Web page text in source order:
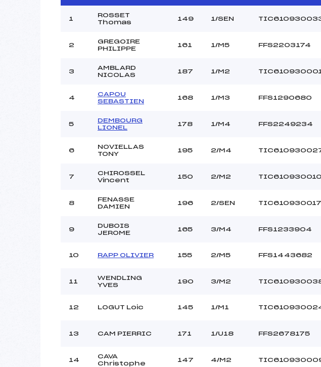
Pénalité appliquée :
204.8300
Catégorie :
1
ROSSET
Thomas
149 1/SEN
2
GREGOIRE
PHILIPPE
161 1/M5 FFS2203174
3
AMBLARD
NICOLAS
187 1/M2
4
CAPOU
SEBASTIEN
168 1/M3 FFS1290680
5
DEMBOURG
LIONEL
178 1/M4 FFS2249234
6
NOVIELLAS
TONY
195 2/M4
7
CHIROSSEL
Vincent
150 2/M2 TIC610930010
8
FENASSE
DAMIEN
196 2/SEN TIC610930017
9
DUBOIS
JEROME
165 3/M4 FFS1233904
10 RAPP OLIVIER 155 2/M5 FFS1443682
11
WENDLING
YVES
190 3/M2
12 LOGUT Loic 145 1/M1
13 CAM PIERRIC 171 1/U18 FFS2678175
14
CAVA
Christophe
147 4/M2